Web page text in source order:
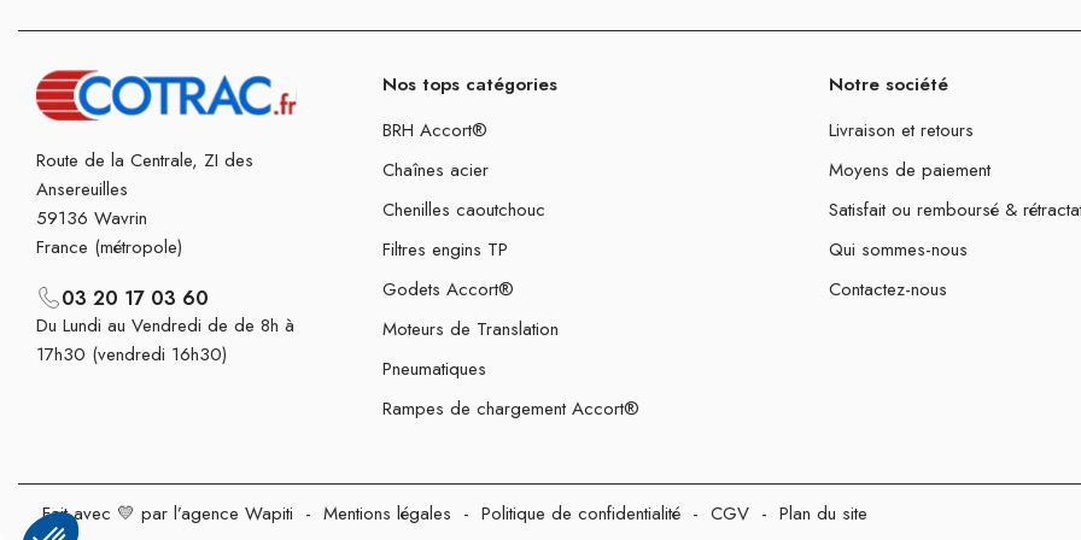
Route de la Centrale, ZI des
Ansereuilles
59136 Wavrin
France (métropole)
03 20 17 03 60
Du Lundi au Vendredi de de 8h à
17h30 (vendredi 16h30)
Nos tops catégories
BRH Accort®
Chaînes acier
Chenilles caoutchouc
Filtres engins TP
Godets Accort®
Moteurs de Translation
Pneumatiques
Rampes de chargement Accort®
Notre société
Livraison et retours
Moyens de paiement
Satisfait ou remboursé &
Qui sommes-nous
Contactez-nous
Fait avec 💛 par l’agence Wapiti - Mentions légales - Politique de confidentialité - CGV - Plan du site